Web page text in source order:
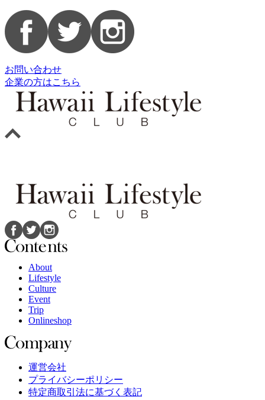
お問い合わせ
企業の方はこちら
About
Lifestyle
Culture
Event
Trip
Onlineshop
運営会社
プライバシーポリシー
特定商取引法に基づく表記